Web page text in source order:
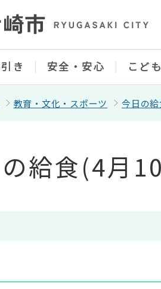
き 安全・安心 こど
教育・文化・スポーツ 今日の給
給食(4月